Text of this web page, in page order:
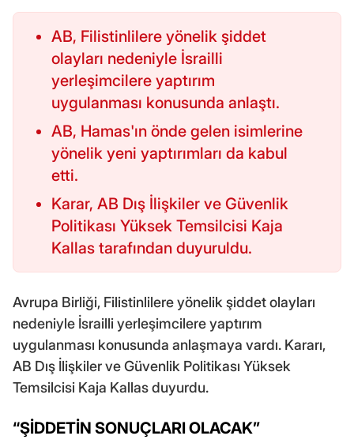
AB, Filistinlilere yönelik şiddet
olayları nedeniyle İsrailli
yerleşimcilere yaptırım
uygulanması konusunda anlaştı.
AB, Hamas'ın önde gelen isimlerine
yönelik yeni yaptırımları da kabul
etti.
Karar, AB Dış İlişkiler ve Güvenlik
Politikası Yüksek Temsilcisi Kaja
Kallas tarafından duyuruldu.
Avrupa Birliği, Filistinlilere yönelik şiddet olayları
nedeniyle İsrailli yerleşimcilere yaptırım
uygulanması konusunda anlaşmaya vardı. Kararı,
AB Dış İlişkiler ve Güvenlik Politikası Yüksek
Temsilcisi Kaja Kallas duyurdu.
“ŞİDDETİN SONUÇLARI OLACAK”